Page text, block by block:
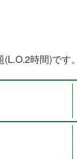
時間)です。